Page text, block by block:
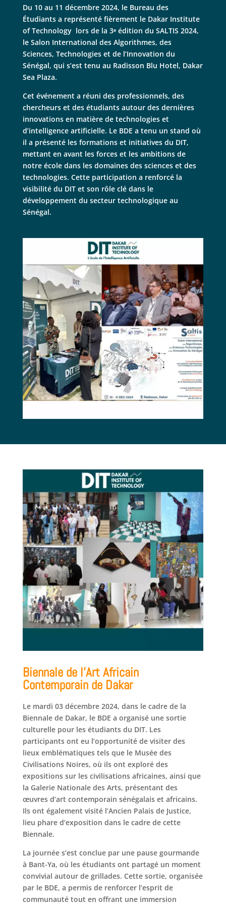
Du 10 au 11 décembre 2024, le Bureau des
Étudiants a représenté fièrement le Dakar Institute
of Technology lors de la 3ᵉ édition du SALTIS 2024,
le Salon International des Algorithmes, des
Sciences, Technologies et de l’Innovation du
Sénégal, qui s’est tenu au Radisson Blu Hotel, Dakar
Sea Plaza.
Cet événement a réuni des professionnels, des
chercheurs et des étudiants autour des dernières
innovations en matière de technologies et
d’intelligence artificielle. Le BDE a tenu un stand où
il a présenté les formations et initiatives du DIT,
mettant en avant les forces et les ambitions de
notre école dans les domaines des sciences et des
technologies. Cette participation a renforcé la
visibilité du DIT et son rôle clé dans le
développement du secteur technologique au
Sénégal.
Biennale de l’Art Africain
Contemporain de Dakar
Le mardi 03 décembre 2024, dans le cadre de la
Biennale de Dakar, le BDE a organisé une sortie
culturelle pour les étudiants du DIT. Les
participants ont eu l’opportunité de visiter des
lieux emblématiques tels que le Musée des
Civilisations Noires, où ils ont exploré des
expositions sur les civilisations africaines, ainsi que
la Galerie Nationale des Arts, présentant des
œuvres d’art contemporain sénégalais et africains.
Ils ont également visité l’Ancien Palais de Justice,
lieu phare d’exposition dans le cadre de cette
Biennale.
La journée s’est conclue par une pause gourmande
à Bant-Ya, où les étudiants ont partagé un moment
convivial autour de grillades. Cette sortie, organisée
par le BDE, a permis de renforcer l’esprit de
communauté tout en offrant une immersion